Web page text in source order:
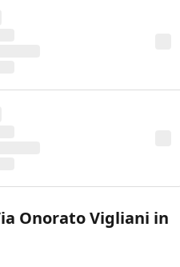
Onorato Vigliani in